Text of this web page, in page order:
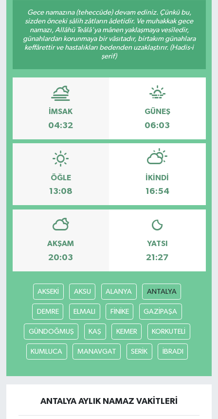
Gece namazına (teheccüde) devam ediniz. Çünkü bu,
sizden önceki sâlih zâtların âdetidir. Ve muhakkak gece
namazı, Allâhü Teâlâ'ya mânen yaklaşmaya vesîledir,
günahlardan korunmaya bir vâsıtadır, birtakım günahlara
keffârettir ve hastalıkları bedenden uzaklaştırır. (Hadis-i
şerif)
İMSAK
04:32
GÜNEŞ
06:03
ÖĞLE
13:08
İKINDI
16:54
AKŞAM
20:03
YATSI
21:27
AKSEKİ AKSU ALANYA ANTALYA
DEMRE ELMALI FİNİKE GAZİPAŞA
GÜNDOĞMUŞ KAŞ KEMER KORKUTELİ
KUMLUCA MANAVGAT SERİK İBRADI
ANTALYA AYLIK NAMAZ VAKITLERI
Güncel
Kültür & Sanat
Resmi İlan
Sağlık & Yaşam
Siyaset